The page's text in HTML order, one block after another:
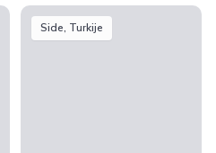
Side, Turkije